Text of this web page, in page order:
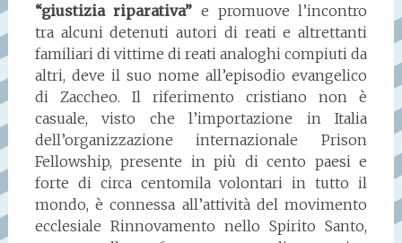
“giustizia riparativa” e promuove l’incontro
tra alcuni detenuti autori di reati e altrettanti
familiari di vittime di reati analoghi compiuti da
altri, deve il suo nome all’episodio evangelico
di Zaccheo. Il riferimento cristiano non è
casuale, visto che l’importazione in Italia
dell’organizzazione internazionale Prison
Fellowship, presente in più di cento paesi e
forte di circa centomila volontari in tutto il
mondo, è connessa all’attività del movimento
ecclesiale Rinnovamento nello Spirito Santo,